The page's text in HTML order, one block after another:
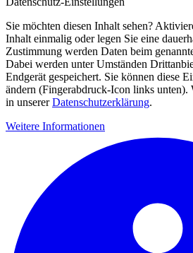
Sie möchten diesen Inhalt sehen?
Inhalt einmalig oder legen Sie eine
Zustimmung werden Daten beim
Dabei werden unter Umständen
Endgerät gespeichert. Sie können diese
ändern (Fingerabdruck-Icon links unten).
in unsererDatenschutzerklärung.
Weitere Informationen